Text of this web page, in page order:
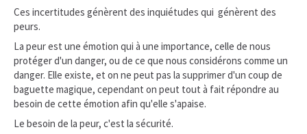
Ces incertitudes génèrent des inquiétudes qui génèrent des
peurs.
La peur est une émotion qui à une importance, celle de nous
protéger d'un danger, ou de ce que nous considérons comme un
danger. Elle existe, et on ne peut pas la supprimer d'un coup de
baguette magique, cependant on peut tout à fait répondre au
besoin de cette émotion afin qu'elle s'apaise.
Le besoin de la peur, c'est la sécurité.